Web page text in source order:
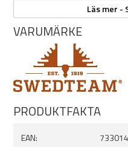
Läs mer -
VARUMÄRKE
PRODUKTFAKTA
EAN: